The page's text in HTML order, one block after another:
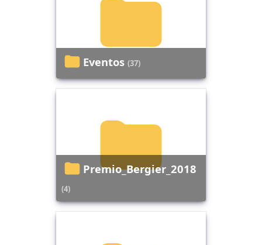
Eventos (37)
Premio_Bergier_2018
(4)